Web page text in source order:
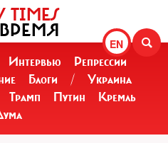
EN
TIMES
Интервью
Репрессии
Блоги /
Украина
Трамп Путин
Кремль